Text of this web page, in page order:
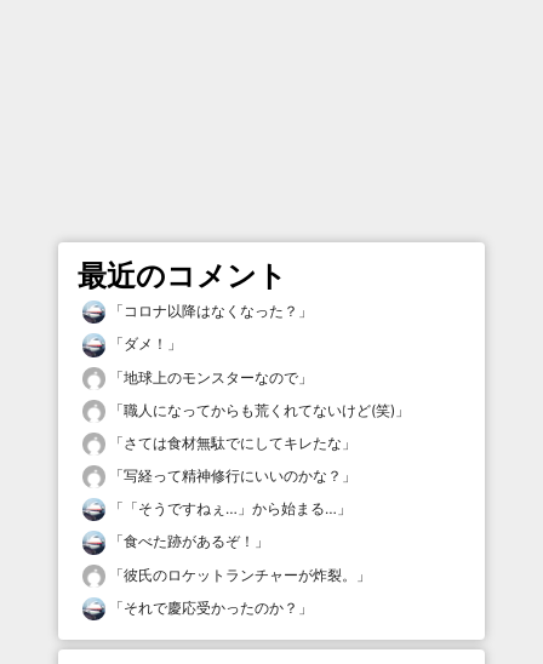
最近のコメント
「コロナ以降はなくなった？ 」
「ダメ！ 」
「地球上のモンスターなので 」
「職人になってからも荒くれてないけど(笑) 」
「さては食材無駄でにしてキレたな 」
「写経って精神修行にいいのかな？ 」
「 「そうですねぇ…」から始まる… 」
「食べた跡があるぞ！ 」
「彼氏のロケットランチャーが炸裂。
」
「それで慶応受かったのか？ 」